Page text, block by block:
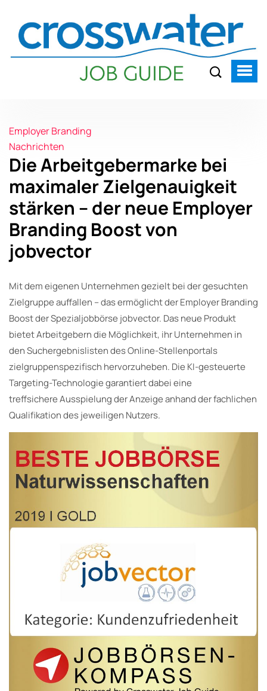
Employer Branding
Nachrichten
Die Arbeitgebermarke bei
maximaler Zielgenauigkeit
stärken – der neue Employer
Branding Boost von
jobvector
Mit dem eigenen Unternehmen gezielt bei der gesuchten
Zielgruppe auffallen – das ermöglicht der Employer Branding
Boost der Spezialjobbörse jobvector. Das neue Produkt
bietet Arbeitgebern die Möglichkeit, ihr Unternehmen in
den Suchergebnislisten des Online-Stellenportals
zielgruppenspezifisch hervorzuheben. Die KI-gesteuerte
Targeting-Technologie garantiert dabei eine
treffsichere Ausspielung der Anzeige anhand der fachlichen
Qualifikation des jeweiligen Nutzers.